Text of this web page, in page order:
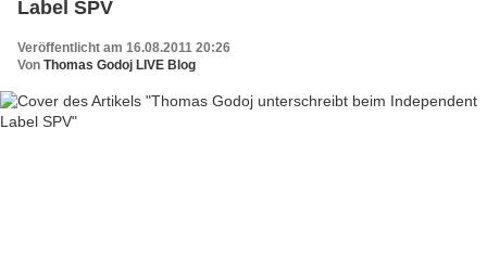
Label SPV
Veröffentlicht am 16.08.2011 20:26
Von Thomas Godoj LIVE Blog